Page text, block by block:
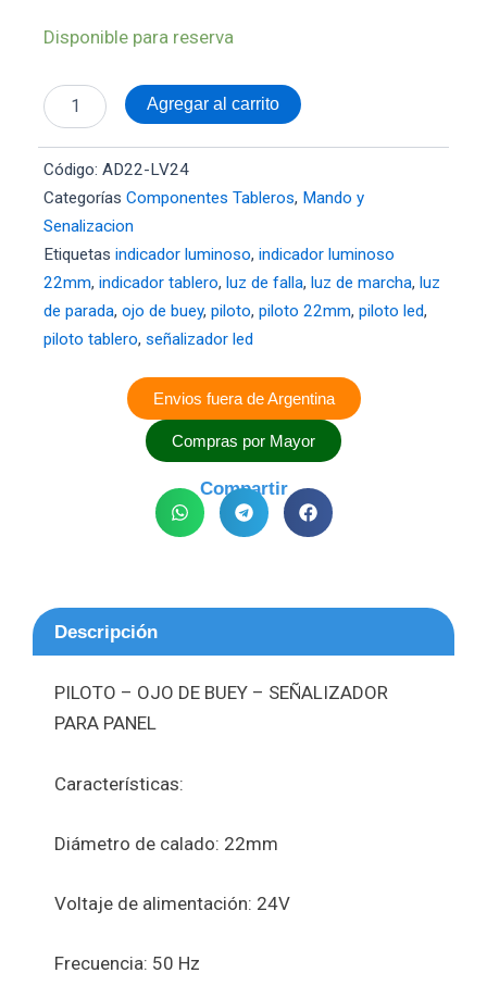
Disponible para reserva
PILOTO
24V
cantidad
Agregar al carrito
Código: AD22-LV24
Categorías Componentes Tableros, Mando y
Senalizacion
Etiquetas indicador luminoso, indicador luminoso
22mm, indicador tablero, luz de falla, luz de marcha, luz
de parada, ojo de buey, piloto, piloto 22mm, piloto led,
piloto tablero, señalizador led
Envios fuera de Argentina
Compras por Mayor
Compartir
Descripción
PILOTO – OJO DE BUEY – SEÑALIZADOR
PARA PANEL
Características:
Diámetro de calado: 22mm
Voltaje de alimentación: 24V
Frecuencia: 50 Hz